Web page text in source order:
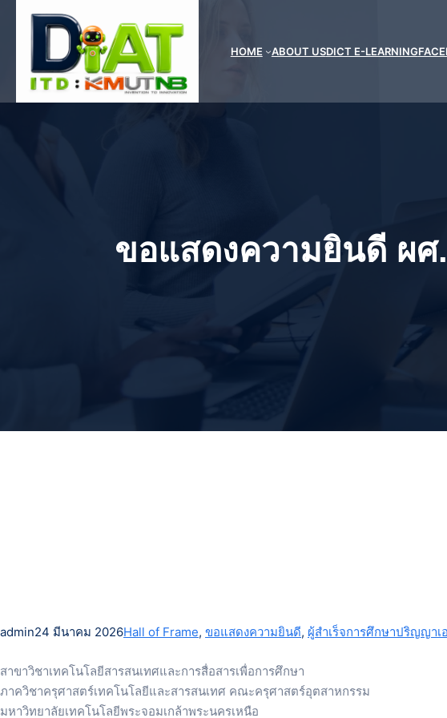
เนื้อหา
HOME ABOUT USDICT E-LEARNING
ขอแสดงความยินดี ผศ
admin24 มีนาคม 2026Hall of Frame, ขอแสดงความยินดี, ผู้สำเร็จการศึกษาปริญญาเ
สาขาวิชาเทคโนโลยีสารสนเทศและการสื่อสารเพื่อการศึกษา
ภาควิชาครุศาสตร์เทคโนโลยีและสารสนเทศ คณะครุศาสตร์อุตสาหกรรม
มหาวิทยาลัยเทคโนโลยีพระจอมเกล้าพระนครเหนือ